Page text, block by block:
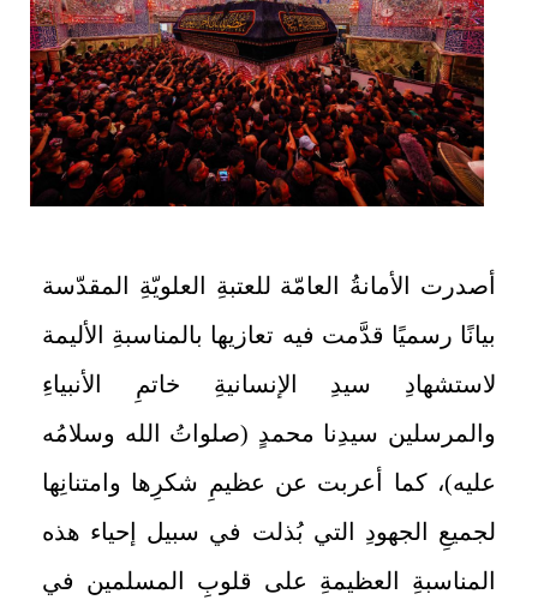
أصدرت الأمانةُ العامّة للعتبةِ العلويّةِ المقدّسة
بيانًا رسميًا قدَّمت فيه تعازيها بالمناسبةِ الأليمة
لاستشهادِ سيدِ الإنسانيةِ خاتمِ الأنبياءِ
والمرسلين سيدِنا محمدٍ (صلواتُ الله وسلامُه
عليه)، كما أعربت عن عظيمِ شكرِها وامتنانِها
لجميعِ الجهودِ التي بُذلت في سبيل إحياء هذه
المناسبةِ العظيمةِ على قلوبِ المسلمين في